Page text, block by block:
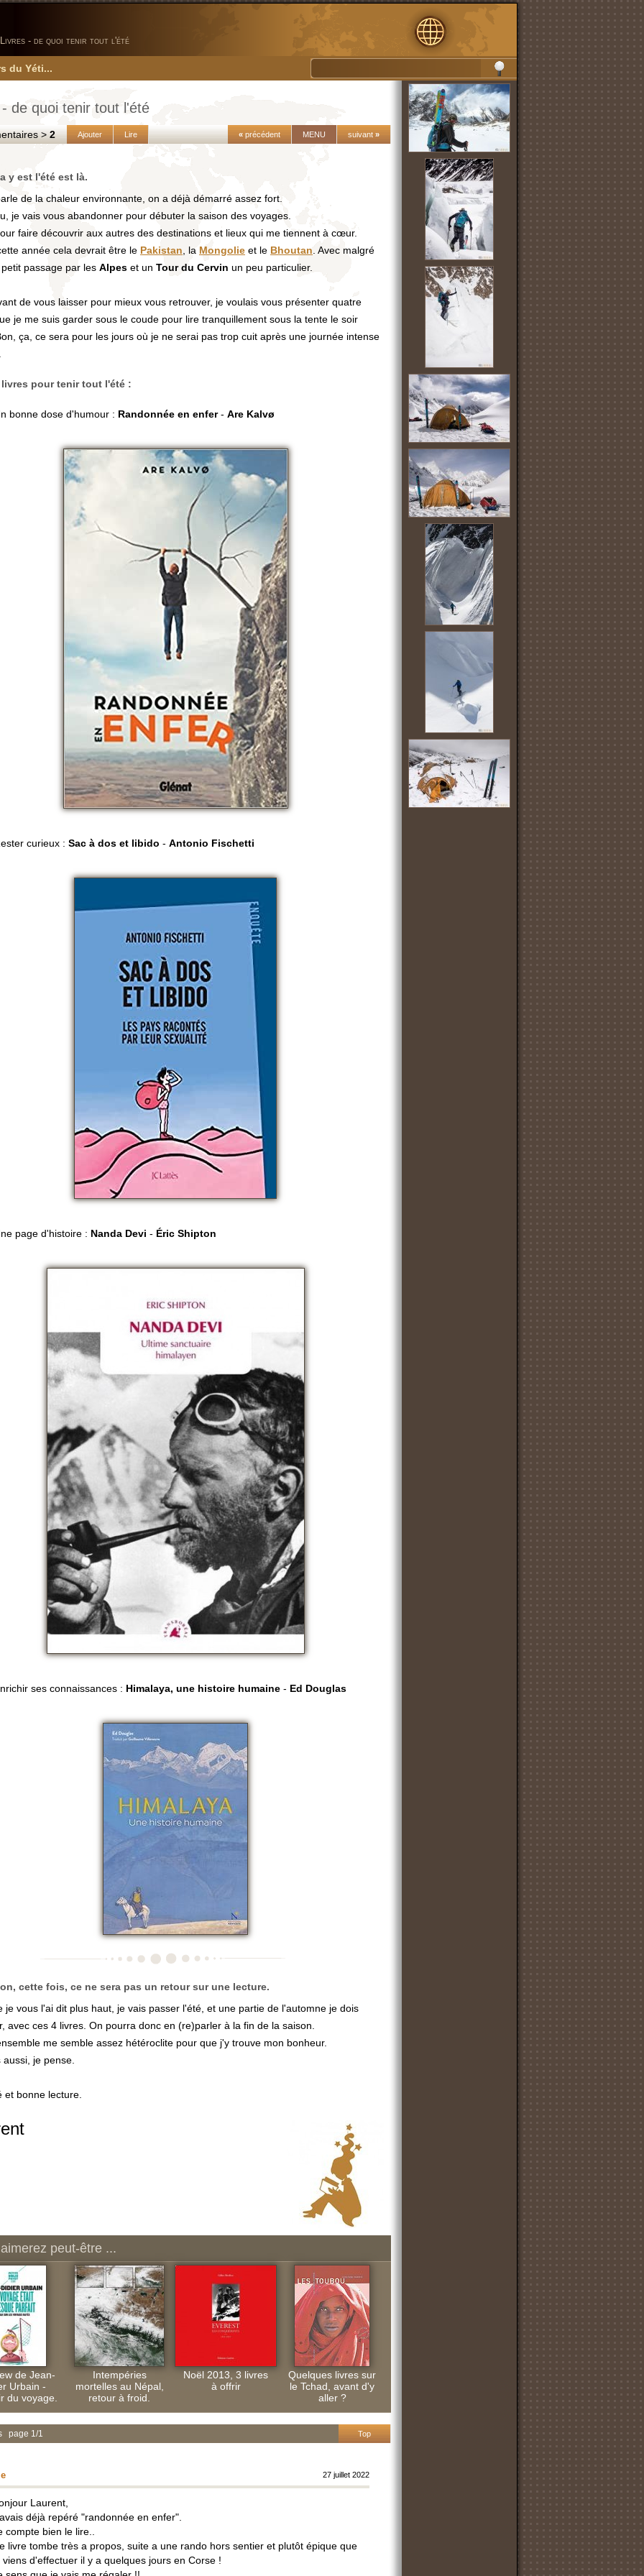
Livres - de quoi tenir tout l'été
du Yéti...
de quoi tenir tout l'été
>2 Ajouter Lire suivant »
MENU
« précédent
y est l'été est là.
de la chaleur environnante, on a déjà démarré assez fort.
je vais vous abandonner pour débuter la saison des voyages.
faire découvrir aux autres des destinations et lieux qui me tiennent à cœur.
année cela devrait être le Pakistan , la Mongolie et le Bhoutan . Avec malgré
passage par les Alpes et un Tour du Cervin un peu particulier.
de vous laisser pour mieux vous retrouver, je voulais vous présenter quatre
je me suis garder sous le coude pour lire tranquillement sous la tente le soir
ça, ce sera pour les jours où je ne serai pas trop cuit après une journée intense
livres pour tenir tout l'été :
bonne dose d'humour : Randonnée en enfer- Are Kalvø
curieux : Sac à dos et libido - Antonio Fischetti
page d'histoire : Nanda Devi - Éric Shipton
ses connaissances : Himalaya, une histoire humaine - Ed Douglas
cette fois, ce ne sera pas un retour sur une lecture.
je vous l'ai dit plus haut, je vais passer l'été, et une partie de l'automne je dois
avec ces 4 livres. On pourra donc en (re)parler à la fin de la saison.
me semble assez hétéroclite pour que j'y trouve mon bonheur.
aussi, je pense.
et bonne lecture.
peut-être ...
de Jean-
Urbain -
du voyage.
Intempéries
mortelles au Népal,
retour à froid.
Noël 2013, 3 livres
à offrir
Quelques livres sur
le Tchad, avant d'y
aller ?
Top
page 1/1
27 juillet 2022
Laurent,
déjà repéré "randonnée en enfer".
compte bien le lire..
livre tombe très a propos, suite a une rando hors sentier et plutôt épique que
viens d'effectuer il y a quelques jours en Corse !